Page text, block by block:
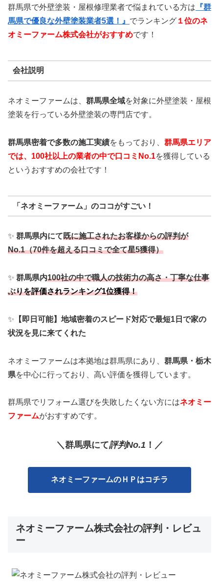
群馬県で外壁塗装・屋根修理業者で悩まれている方は 『群
馬県で優良な外壁塗装業者5選！』 でランキング １位のネ
オミーファーム株式会社がおすすめです！
会社説明
ネオミーファームは、 群馬県全域を対象に外壁塗装・屋根
塗装を行っている外壁塗装の専門店です。
群馬県密着で多数の施工実績をもっており、 群馬県エリア
では、100社以上の業者の中で口コミNo.1を獲得している
というおすすめの会社です！
「ネオミーファーム」のココがすごい！
✨ 群馬県内にて既に施工されたお客様からの評判が
No.1（70件を超える口コミで全て星5獲得）
✨ 群馬県内100社の中で職人の技術力の高さ・丁寧な仕事
ぶりを評価されランキング1位獲得！
✨ 【即日可能】地域密着のスピード対応で最短1日で家の
状況を見に来てくれた
ネオミーファームは本拠地は群馬県にあり、 群馬県・栃木
県を中心に行っており、高い評価を獲得しています。
群馬県でリフォーム選びを失敗したくない方にはネオミー
ファームがおすすめです。
＼群馬県にて評判No.1 ！／
ネオミーファームのＨＰはコチラ
ネオミーファーム株式会社の評判・レビュ
ー